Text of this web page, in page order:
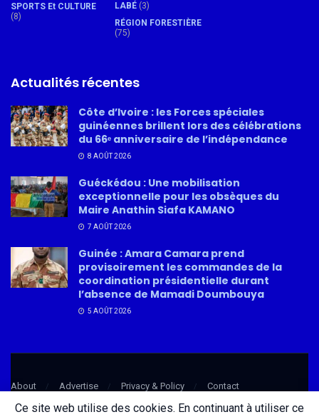
SPORTS Et CULTURE
(8)
LABÉ (3)
RÉGION FORESTIÈRE
(75)
Actualités récentes
Côte d’Ivoire : les Forces spéciales
guinéennes brillent lors des célébrations
du 66ᵉ anniversaire de l’indépendance
8 AOÛT 2026
Guéckédou : Une mobilisation
exceptionnelle pour les obsèques du
Maire Anathin Siafa KAMANO
7 AOÛT 2026
Guinée : Amara Camara prend
provisoirement les commandes de la
coordination présidentielle durant
l’absence de Mamadi Doumbouya
5 AOÛT 2026
About Advertise Privacy & Policy Contact
Ce site web utilise des cookies. En continuant à utiliser ce